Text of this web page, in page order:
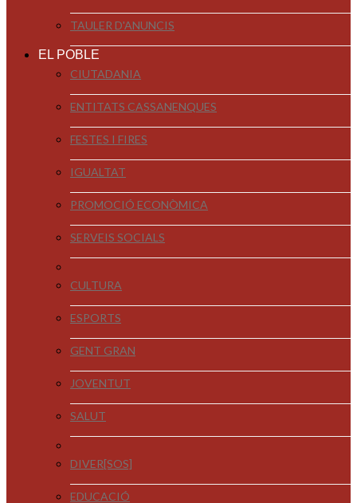
TAULER D'ANUNCIS
EL POBLE
CIUTADANIA
ENTITATS CASSANENQUES
FESTES I FIRES
IGUALTAT
PROMOCIÓ ECONÒMICA
SERVEIS SOCIALS
CULTURA
ESPORTS
GENT GRAN
JOVENTUT
SALUT
DIVER[SOS]
EDUCACIÓ